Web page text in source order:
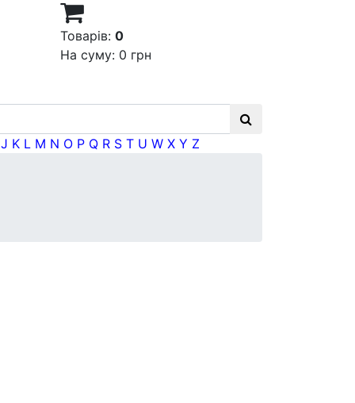
Товарів: 0
На суму: 0 грн
J K L M N O P Q R S T U W X Y Z